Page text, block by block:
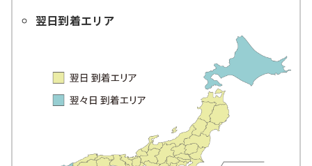
翌日到着エリア